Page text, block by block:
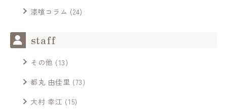
漆喰コラム (24)
staff
その他 (13)
都丸 由佳里 (73)
大村 幸江 (15)